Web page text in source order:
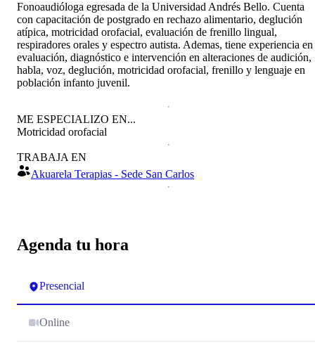
Agenda tu hora
Presencial
Online
Fonoaudióloga egresada de la Universidad Andrés Bello. Cuenta
con capacitación de postgrado en rechazo alimentario, deglución
atípica, motricidad orofacial, evaluación de frenillo lingual,
respiradores orales y espectro autista. Ademas, tiene experiencia en
evaluación, diagnóstico e intervención en alteraciones de audición,
habla, voz, deglución, motricidad orofacial, frenillo y lenguaje en
población infanto juvenil.
ME ESPECIALIZO EN...
Motricidad orofacial
TRABAJA EN
Akuarela Terapias - Sede San Carlos